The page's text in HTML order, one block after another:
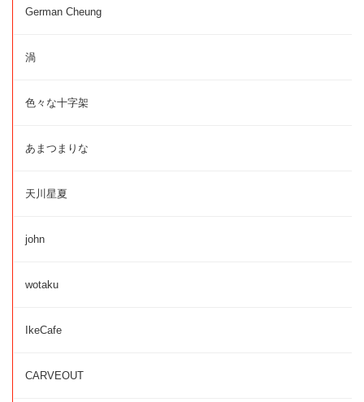
German Cheung
渦
色々な十字架
あまつまりな
天川星夏
john
wotaku
IkeCafe
CARVEOUT